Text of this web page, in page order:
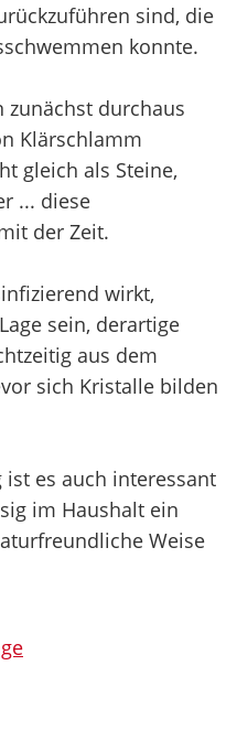
sind, die
konnte.
zunächst durchaus
Klärschlamm
gleich als Steine,
... diese
der Zeit.
wirkt,
sein, derartige
aus dem
sich Kristalle bilden
es auch interessant
im Haushalt ein
Weise